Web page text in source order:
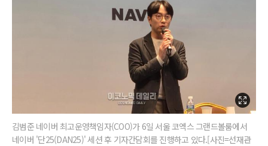
김범준 네이버 최고운영책임자(COO)가 6일 서울 코엑스 그랜드볼룸에서
네이버 '단25(DAN25)' 세션 후 기자간담회를 진행하고 있다.[사진=선재관